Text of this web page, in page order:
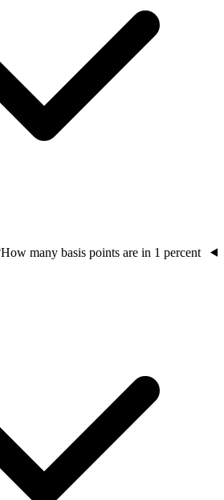
How many basis points are in 1 percent?